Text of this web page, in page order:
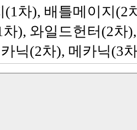
(1차), 배틀메이지(2
), 와일드헌터(2차
닉(2차), 메카닉(3